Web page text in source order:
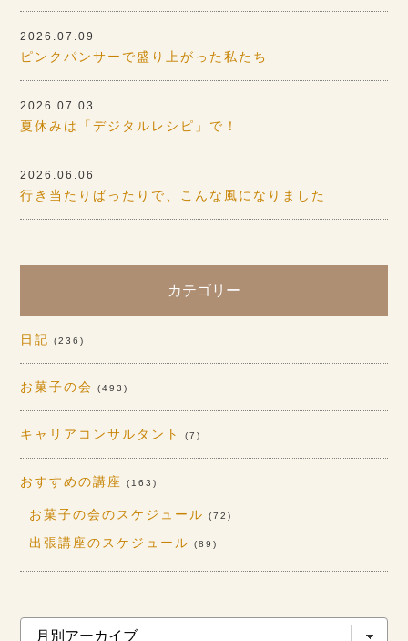
2026.07.09
ピンクパンサーで盛り上がった私たち
2026.07.03
夏休みは「デジタルレシピ」で！
2026.06.06
行き当たりばったりで、こんな風になりました
カテゴリー
日記 (236)
お菓子の会 (493)
キャリアコンサルタント (7)
おすすめの講座 (163)
お菓子の会のスケジュール (72)
出張講座のスケジュール (89)